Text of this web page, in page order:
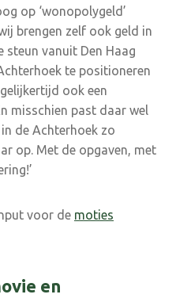
op ‘wonopolygeld’
brengen zelf ook geld in
steun vanuit Den Haag
te positioneren
ook een
misschien past daar wel
de Achterhoek zo
op. Met de opgaven, met
voor de moties
en